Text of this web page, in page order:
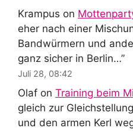
Krampus on
eher nach einer
Bandwürmern und
ganz sicher in Berlin…”
Juli 28, 08:42
Olaf on Training beim
gleich zur
und den armen Kerl